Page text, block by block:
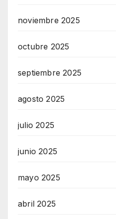
noviembre 2025
octubre 2025
septiembre 2025
agosto 2025
julio 2025
junio 2025
mayo 2025
abril 2025